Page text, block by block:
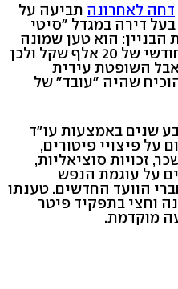
דחה לאחרונה תביעה על
בעל דירה במגדל "סיטי
הבניין: הוא טען שמונה
לשמש אב בית תמורת שכר חודשי של 20 אלף שקל ולכן
אבל השופטת עידית
שהיה "עובד" של
שנים באמצעות עו"ד
על פיצויי פיטורים,
זכויות סוציאליות,
על עוגמת הנפש
הוועד החדשים. טענתו
וחצי בתפקיד פיטר
מוקדמת.